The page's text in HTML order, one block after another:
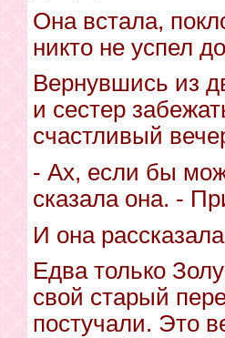
Она встала,
никто не успел
Вернувшись из
и сестер
счастливый
- Ах, если бы
сказала она. -
И она
Едва только
свой старый
постучали. Это